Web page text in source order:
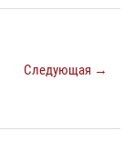
Следующая →